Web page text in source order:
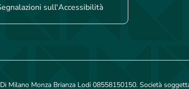
sull'Accessibilità
Milano Monza Brianza Lodi 08558150150. Società